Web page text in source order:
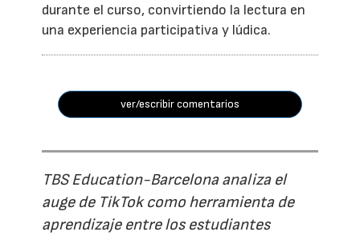
durante el curso, convirtiendo la lectura en
una experiencia participativa y lúdica.
ver/escribir comentarios
TBS Education-Barcelona analiza el
auge de TikTok como herramienta de
aprendizaje entre los estudiantes